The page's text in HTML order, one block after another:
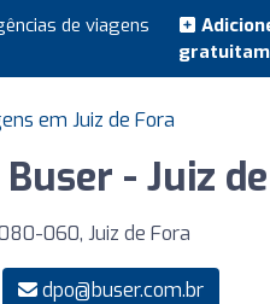
de viagens
em Juiz de Fora
- Juiz
060, Juiz de Fora
dpo@buser.com.br